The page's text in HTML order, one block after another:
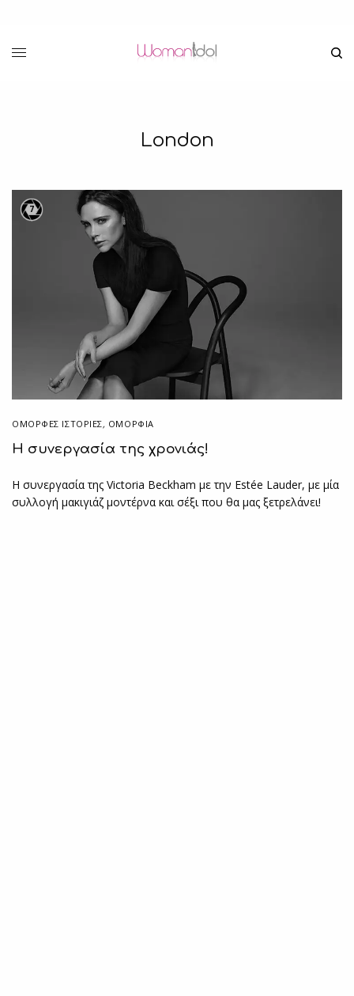
London
7
ΌΜΟΡΦΕΣ ΙΣΤΟΡΊΕΣ, ΟΜΟΡΦΙΑ
Η συνεργασία της χρονιάς!
Η συνεργασία της Victoria Beckham με την Estée Lauder, με μία
συλλογή μακιγιάζ μοντέρνα και σέξι που θα μας ξετρελάνει!